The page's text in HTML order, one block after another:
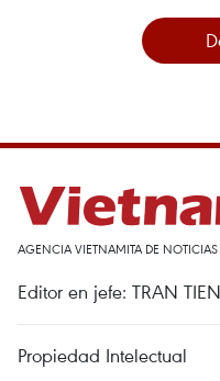
AGENCIA VIETNAMITA DE NOTICIAS
Editor en jefe: TRAN
Propiedad Intelectual